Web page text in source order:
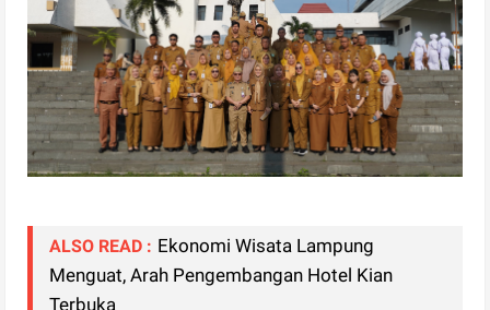
ALSO READ : Ekonomi Wisata Lampung
Menguat, Arah Pengembangan Hotel Kian
Terbuka